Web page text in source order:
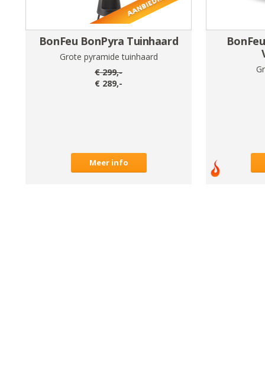
BonFeu BonPyra Tuinhaard
Grote pyramide tuinhaard
€299,-
€ 289,-
Meer info